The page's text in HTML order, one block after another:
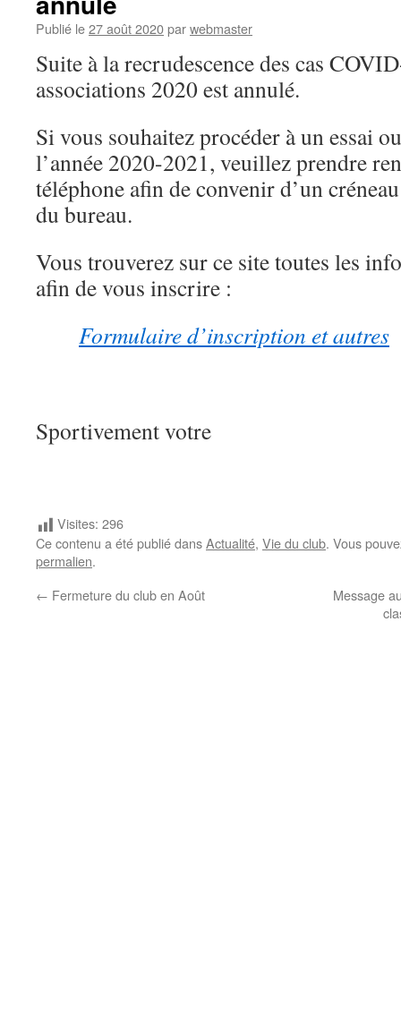
Publié le27 août 2020parwebmaster
Suite à la recrudescence des cas
associations 2020 est annulé.
Si vous souhaitez procéder à un essai
l’année 2020-2021, veuillez prendre
téléphone afin de convenir d’un
du bureau.
Vous trouverez sur ce site toutes les
afin de vous inscrire :
Formulaire d’inscription et autres
Sportivement votre
Visites: 296
Ce contenu a été publié dansActualité, Vie du club. Vous
permalien.
← Fermeture du club en Août
Message